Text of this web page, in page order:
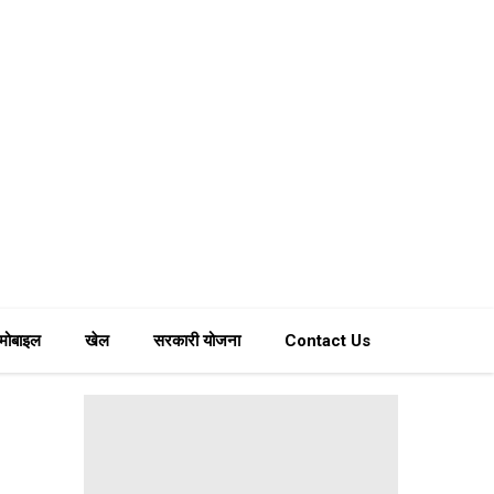
खेल सरकारी योजना Contact Us